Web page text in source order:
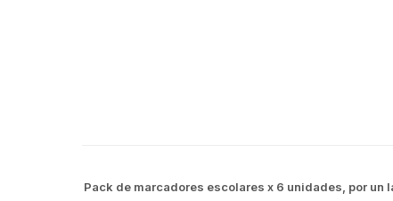
Pack de marcadores escolares x 6 unidades, por un